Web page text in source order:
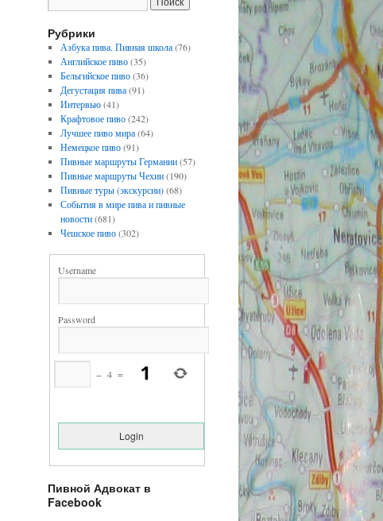
Рубрики
Азбука пива. Пивная школа(76)
Английское пиво(35)
Бельгийское пиво(36)
Дегустация пива(91)
Интервью(41)
Крафтовое пиво(242)
Лучшее пиво мира(64)
Немецкое пиво(91)
Пивные маршруты Германии(57)
Пивные маршруты Чехии(190)
Пивные туры (экскурсии)(68)
События в мире пива и пивные
новости(681)
Чешское пиво(302)
Username
Password
− 4 =
Пивной Адвокат в
Facebook